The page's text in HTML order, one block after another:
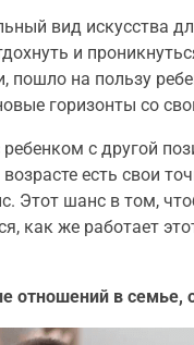
вид искусства
и
пошло на пользу
горизонты со
ребенком с другой
есть свои
Этот шанс в том,
как же работает
отношений в